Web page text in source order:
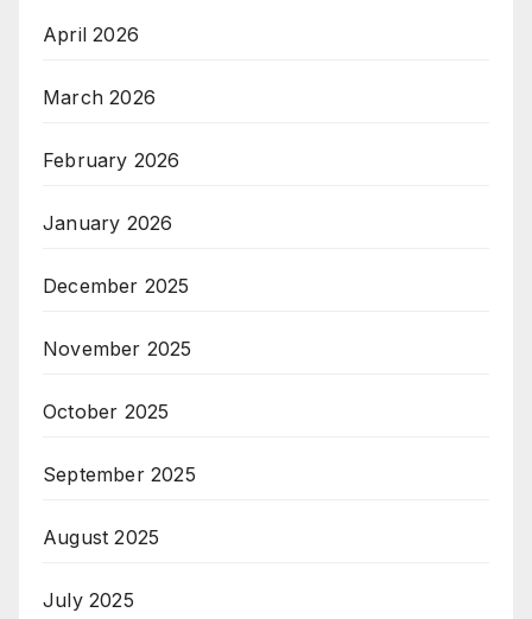
April 2026
March 2026
February 2026
January 2026
December 2025
November 2025
October 2025
September 2025
August 2025
July 2025